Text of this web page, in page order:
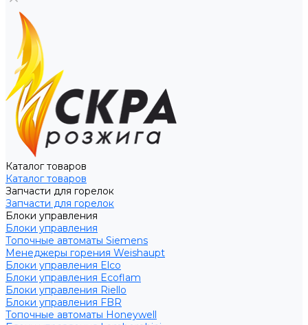
Каталог товаров
Каталог товаров
Запчасти для горелок
Запчасти для горелок
Блоки управления
Блоки управления
Топочные автоматы Siemens
Менеджеры горения Weishaupt
Блоки управления Elco
Блоки управления Ecoflam
Блоки управления Riello
Блоки управления FBR
Топочные автоматы Honeywell